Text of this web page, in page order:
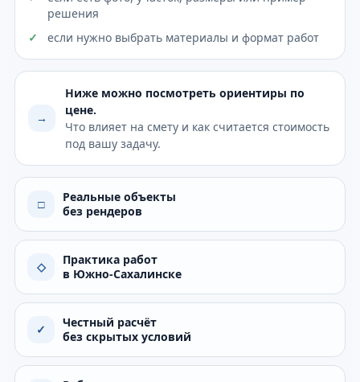
решения
если нужно выбрать материалы и формат работ
→
Ниже можно посмотреть ориентиры по
цене.
Что влияет на смету и как считается стоимость
под вашу задачу.
□
Реальные объекты
без рендеров
◇
Практика работ
в Южно-Сахалинске
✓
Честный расчёт
без скрытых условий